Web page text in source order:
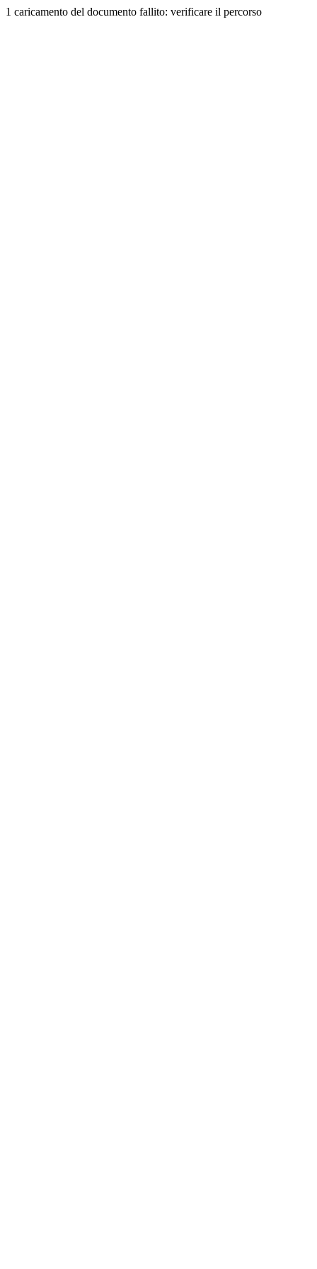
1 caricamento del documento fallito: verificare il percorso